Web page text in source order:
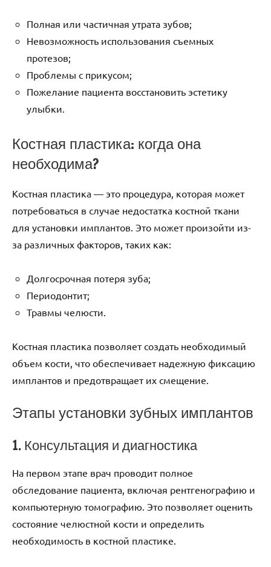
Полная или частичная утрата зубов;
Невозможность использования съемных
протезов;
Проблемы с прикусом;
Пожелание пациента восстановить эстетику
улыбки.
Костная пластика: когда она
необходима?
Костная пластика — это процедура, которая может
потребоваться в случае недостатка костной ткани
для установки имплантов. Это может произойти из-
за различных факторов, таких как:
Долгосрочная потеря зуба;
Периодонтит;
Травмы челюсти.
Костная пластика позволяет создать необходимый
объем кости, что обеспечивает надежную фиксацию
имплантов и предотвращает их смещение.
Этапы установки зубных имплантов
1. Консультация и диагностика
На первом этапе врач проводит полное
обследование пациента, включая рентгенографию и
компьютерную томографию. Это позволяет оценить
состояние челюстной кости и определить
необходимость в костной пластике.